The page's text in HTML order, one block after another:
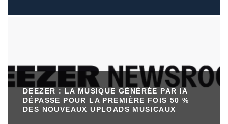
DEEZER : LA MUSIQUE GÉNÉRÉE PAR IA
DÉPASSE POUR LA PREMIÈRE FOIS 50 %
DES NOUVEAUX UPLOADS MUSICAUX